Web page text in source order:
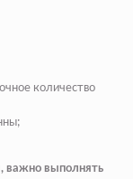
количество
важно выполнять